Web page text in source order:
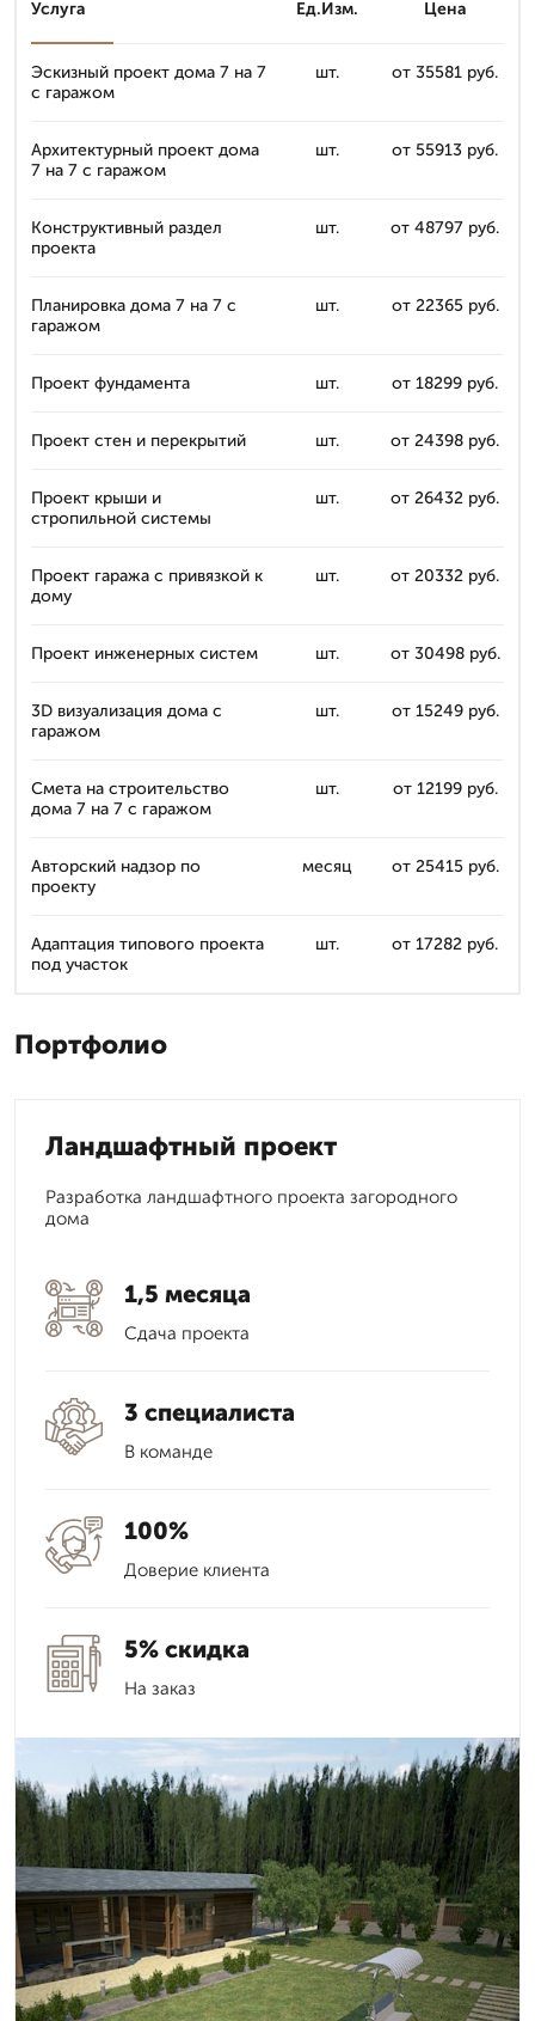
Услуга Ед.Изм. Цена
Эскизный проект дома 7 на 7
с гаражом
шт. от 35581 руб.
Архитектурный проект дома
7 на 7 с гаражом
шт. от 55913 руб.
Конструктивный раздел
проекта
шт. от 48797 руб.
Планировка дома 7 на 7 с
гаражом
шт. от 22365 руб.
Проект фундамента шт. от 18299 руб.
Проект стен и перекрытий шт. от 24398 руб.
Проект крыши и
стропильной системы
шт. от 26432 руб.
Проект гаража с привязкой к
дому
шт. от 20332 руб.
Проект инженерных систем шт. от 30498 руб.
3D визуализация дома с
гаражом
шт. от 15249 руб.
Смета на строительство
дома 7 на 7 с гаражом
шт. от 12199 руб.
Авторский надзор по
проекту
месяц от 25415 руб.
Адаптация типового проекта
под участок
шт. от 17282 руб.
Портфолио
Ландшафтный проект
Разработка ландшафтного проекта загородного
дома
1,5 месяца
Сдача проекта
3 специалиста
В команде
100%
Доверие клиента
5% скидка
На заказ